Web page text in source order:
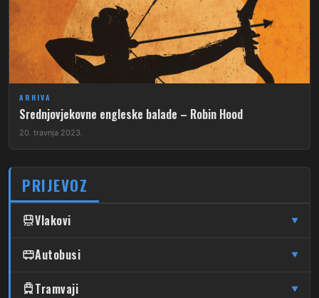
ARHIVA
Srednjovjekovne engleske balade – Robin Hood
20. travnja 2023.
PRIJEVOZ
Vlakovi ▼
Čulinec Čulinec
Trnava Trnava
Autobusi ▼
DUBRAVA
Tramvaji ▼